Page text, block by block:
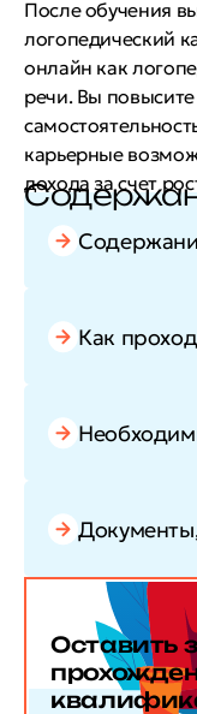
После обучения
логопедический
онлайн как
речи. Вы
карьерные
дохода за счет
Как
Оставить